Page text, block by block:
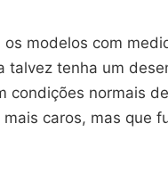
modelos com
tenha um
normais
caros, mas que